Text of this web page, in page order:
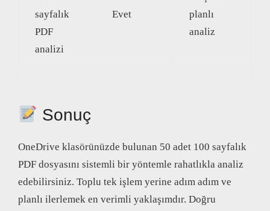
sayfalık
PDF
analizi
Evet
planlı
analiz
Sonuç
OneDrive klasörünüzde bulunan 50 adet 100 sayfalık
PDF dosyasını sistemli bir yöntemle rahatlıkla analiz
edebilirsiniz. Toplu tek işlem yerine adım adım ve
planlı ilerlemek en verimli yaklaşımdır. Doğru